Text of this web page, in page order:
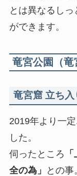
とは異なるし
ができます。
竜宮公園（
竜宮窟 立ち
2019年より一
した。
伺ったところ
全の為」
との事